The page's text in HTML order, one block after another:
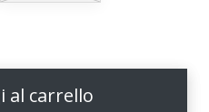
al carrello